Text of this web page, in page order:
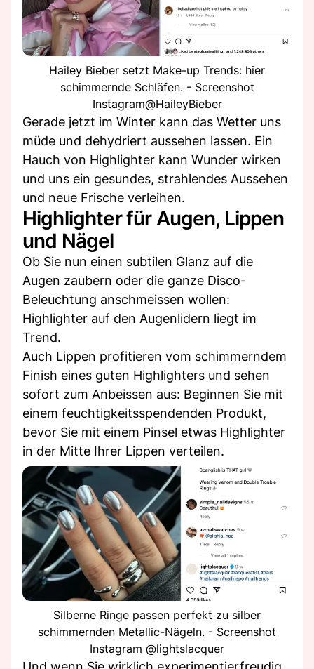
Hailey Bieber setzt Make-up Trends: hier
schimmernde Schläfen. - Screenshot
Instagram@HaileyBieber
Gerade jetzt im Winter kann das Wetter uns
müde und dehydriert aussehen lassen. Ein
Hauch von Highlighter kann Wunder wirken
und uns ein gesundes, strahlendes Aussehen
und neue Frische verleihen.
Highlighter für Augen, Lippen
und Nägel
Ob Sie nun einen subtilen Glanz auf die
Augen zaubern oder die ganze Disco-
Beleuchtung anschmeissen wollen:
Highlighter auf den Augenlidern liegt im
Trend.
Auch Lippen profitieren vom schimmerndem
Finish eines guten Highlighters und sehen
sofort zum Anbeissen aus: Beginnen Sie mit
einem feuchtigkeitsspendenden Produkt,
bevor Sie mit einem Pinsel etwas Highlighter
in der Mitte Ihrer Lippen verteilen.
Silberne Ringe passen perfekt zu silber
schimmernden Metallic-Nägeln. - Screenshot
Instagram @lightslacquer